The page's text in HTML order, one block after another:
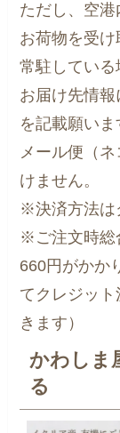
ただし、空港
お荷物を受
常駐している
お届け先情
を記載願いま
メール便（
けません。
※決済方法は
※ご注文時総
660円がかか
てクレジッ
きます）
かわしま
る